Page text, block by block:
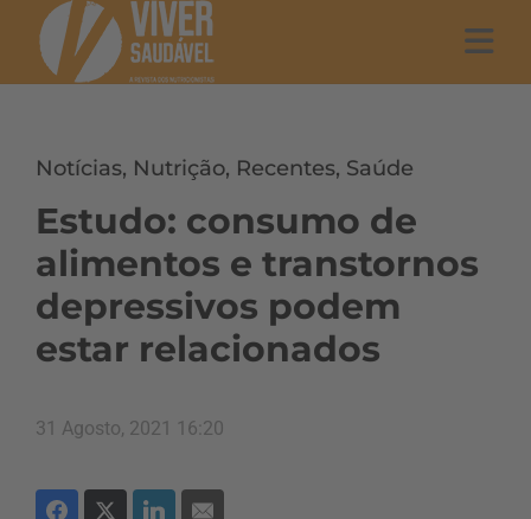
Notícias, Nutrição, Recentes, Saúde
Estudo: consumo de
alimentos e transtornos
depressivos podem
estar relacionados
31 Agosto, 2021 16:20